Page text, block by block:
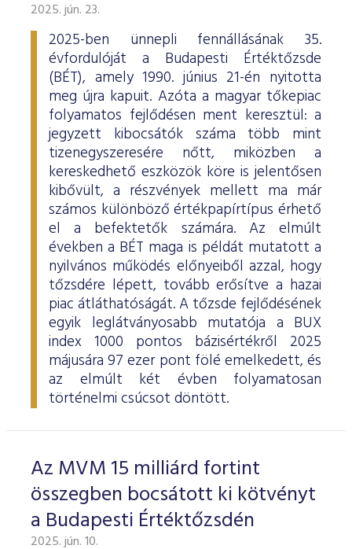
2025. jún. 23.
2025-ben ünnepli fennállásának 35.
évfordulóját a Budapesti Értéktőzsde
(BÉT), amely 1990. június 21-én nyitotta
meg újra kapuit. Azóta a magyar tőkepiac
folyamatos fejlődésen ment keresztül: a
jegyzett kibocsátók száma több mint
tizenegyszeresére nőtt, miközben a
kereskedhető eszközök köre is jelentősen
kibővült, a részvények mellett ma már
számos különböző értékpapírtípus érhető
el a befektetők számára. Az elmúlt
években a BÉT maga is példát mutatott a
nyilvános működés előnyeiből azzal, hogy
tőzsdére lépett, tovább erősítve a hazai
piac átláthatóságát. A tőzsde fejlődésének
egyik leglátványosabb mutatója a BUX
index 1000 pontos bázisértékről 2025
májusára 97 ezer pont fölé emelkedett, és
az elmúlt két évben folyamatosan
történelmi csúcsot döntött.
Az MVM 15 milliárd fortint
összegben bocsátott ki kötvényt
a Budapesti Értéktőzsdén
2025. jún. 10.